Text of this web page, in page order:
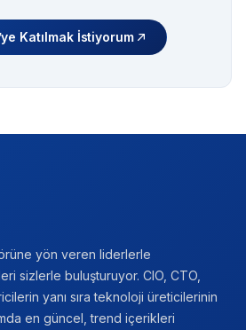
Katılmak İstiyorum
yön veren liderlerle
sizlerle buluşturuyor. CIO, CTO,
yanı sıra teknoloji üreticilerinin
en güncel, trend içerikleri